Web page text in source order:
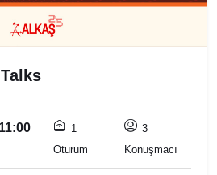
1
Oturum
3
Konuşmacı